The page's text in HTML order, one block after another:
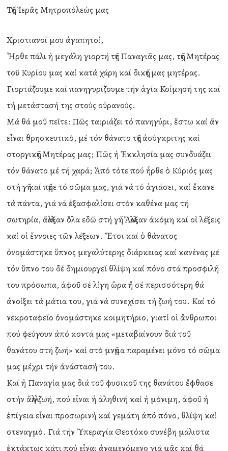
Τῆς Ἱερᾶς Μητροπόλεώς μας
Χριστιανοί μου ἀγαπητοί,
Ἦρθε πάλι ἡ μεγάλη γιορτή τῆς Παναγιᾶς μας, τῆς Μητέρας
τοῦ Κυρίου μας καί κατά χάρη καί δικῆς μας μητέρας.
Γιορτάζουμε καί πανηγυρίζουμε τήν ἁγία Κοίμησή της καί
τή μετάστασή της στούς οὐρανούς.
Μά θά μοῦ πεῖτε: Πῶς ταιριάζει τό πανηγύρι, ἔστω καί ἄν
εἶναι θρησκευτικό, μέ τόν θάνατο τῆς ἀσύγκριτης καί
στοργικῆς Μητέρας μας; Πῶς ἡ Ἐκκλησία μας συνδυάζει
τόν θάνατο μέ τή χαρά; Ἀπό τότε πού ἦρθε ὁ Κύριός μας
στή γῆ καί πῆρε τό σῶμα μας, γιά νά τό ἁγιάσει, καί ἔκανε
τά πάντα, γιά νά ἐξασφαλίσει στόν καθένα μας τή
σωτηρία, ἄλλαξαν ὅλα εδῶ στή γῆ. Ἄλλαξαν ἀκόμη καί οἱ λέξεις
καί οἱ ἔννοιες τῶν λέξεων. Ἔτσι καί ὁ θάνατος
ὀνομάστηκε ὕπνος μεγαλύτερης διάρκειας καί κανένας μέ
τόν ὕπνο του δέ δημιουργεῖ θλίψη καί πόνο στά προσφιλῆ
του πρόσωπα, ἀφοῦ σέ λίγη ὥρα ἤ σέ περισσότερη θά
ἀνοίξει τά μάτια του, γιά νά συνεχίσει τή ζωή του. Καί τό
νεκροταφεῖο ὀνομάστηκε κοιμητήριο, γιατί οἱ ἄνθρωποι
πού φεύγουν ἀπό κοντά μας «μεταβαίνουν διά τοῦ
θανάτου στή ζωή» καί στό μνῆμα παραμένει μόνο τό σῶμα
μας μέχρι τήν ἀνάστασή του.
Καί ἡ Παναγία μας διά τοῦ φυσικοῦ της θανάτου ἔφθασε
στήν ἄλλη ζωή, πού εἶναι ἡ ἀληθινή καί ἡ μόνιμη, ἀφοῦ ἡ
ἐπίγεια εἶναι προσωρινή καί γεμάτη ἀπό πόνο, θλίψη καί
στεναγμό. Γιά τήν Ὑπεραγία Θεοτόκο συνέβη μάλιστα
ἐκτάκτως κάτι πού εἶναι ἀναμενόμενο γιά μᾶς καί θά